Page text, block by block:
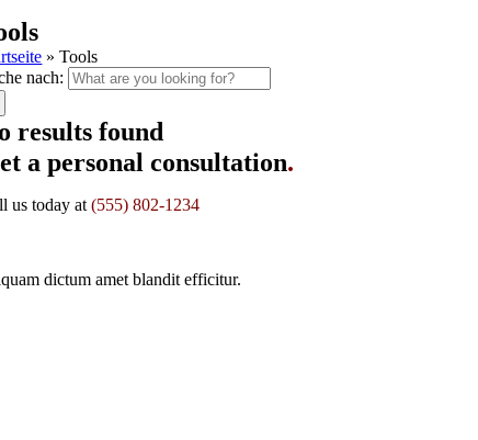
»Tools
nach:
results found
a personal consultation.
us today at(555) 802-1234
dictum amet blandit efficitur.